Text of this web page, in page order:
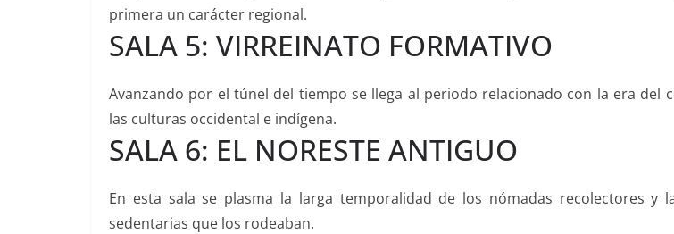
primera un carácter regional.
SALA 5: VIRREINATO FORMATIVO
Avanzando por el túnel del tiempo se llega al periodo relacionado con la era del
las culturas occidental e indígena.
SALA 6: EL NORESTE ANTIGUO
En esta sala se plasma la larga temporalidad de los nómadas recolectores y
sedentarias que los rodeaban.